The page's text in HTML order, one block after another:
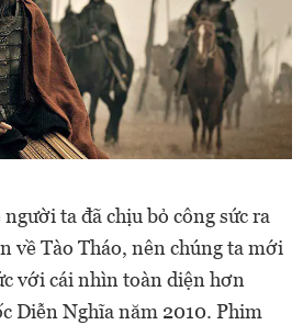
ta đã chịu bỏ công sức ra
về Tào Tháo, nên chúng ta mới
với cái nhìn toàn diện hơn
Diễn Nghĩa năm 2010. Phim